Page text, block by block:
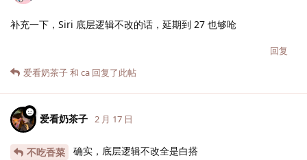
补充一下，Siri 底层逻辑不改的话，延期到 27 也够呛
回复
爱看奶茶子和 ca 回复了此帖
爱看奶茶子 2 月 17 日
不吃香菜 确实，底层逻辑不改全是白搭